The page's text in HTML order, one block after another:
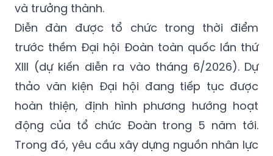
và trưởng thành.
Diễn đàn được tổ chức trong thời điểm
trước thềm Đại hội Đoàn toàn quốc lần thứ
XIII (dự kiến diễn ra vào tháng 6/2026). Dự
thảo văn kiện Đại hội đang tiếp tục được
hoàn thiện, định hình phương hướng hoạt
động của tổ chức Đoàn trong 5 năm tới.
Trong đó, yêu cầu xây dựng nguồn nhân lực